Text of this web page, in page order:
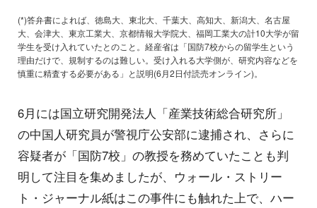
(*)答弁書によれば、徳島大、東北大、千葉大、高知大、新潟大、名古屋
大、会津大、東京工業大、京都情報大学院大、福岡工業大の計10大学が留
学生を受け入れていたとのこと。経産省は「国防7校からの留学生という
理由だけで、規制するのは難しい。受け入れる大学側が、研究内容などを
慎重に精査する必要がある」と説明(6月2日付読売オンライン)。
6月には国立研究開発法人「産業技術総合研究所」
の中国人研究員が警視庁公安部に逮捕され、さらに
容疑者が「国防7校」の教授を務めていたことも判
明して注目を集めましたが、ウォール・ストリー
ト・ジャーナル紙はこの事件にも触れた上で、ハー